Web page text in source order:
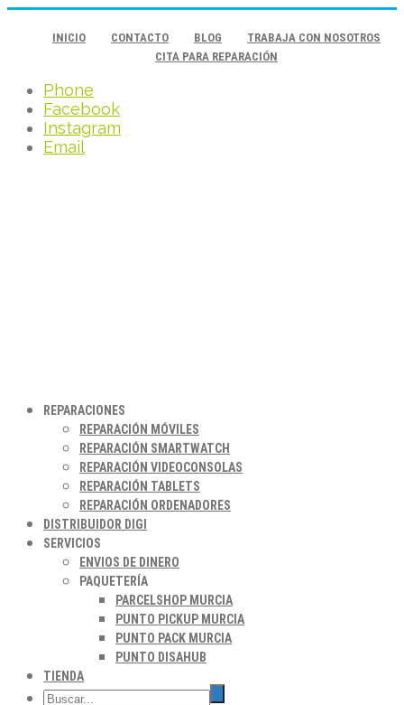
INICIO CONTACTO BLOG
TRABAJA CON NOSOTROS
CITA PARA REPARACIÓN
Phone
Facebook
Instagram
Email
REPARACIONES
REPARACIÓN MÓVILES
REPARACIÓN SMARTWATCH
REPARACIÓN VIDEOCONSOLAS
REPARACIÓN TABLETS
REPARACIÓN ORDENADORES
DISTRIBUIDOR DIGI
SERVICIOS
ENVIOS DE DINERO
PAQUETERÍA
PARCELSHOP MURCIA
PUNTO PICKUP MURCIA
PUNTO PACK MURCIA
PUNTO DISAHUB
TIENDA